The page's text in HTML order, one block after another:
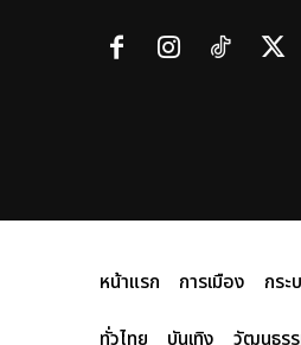
หน้าแรก การเมือง กระ
ทั่วไทย
บันเทิง วัฒนธร